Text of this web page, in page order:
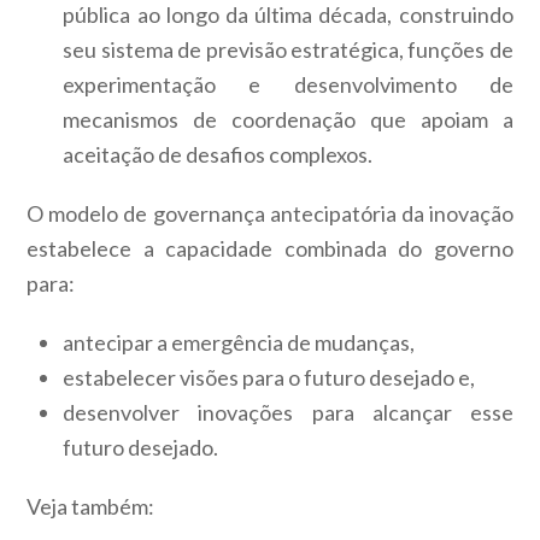
pública ao longo da última década, construindo
seu sistema de previsão estratégica, funções de
experimentação e desenvolvimento de
mecanismos de coordenação que apoiam a
aceitação de desafios complexos.
O modelo de governança antecipatória da inovação
estabelece a capacidade combinada do governo
para:
antecipar a emergência de mudanças,
estabelecer visões para o futuro desejado e,
desenvolver inovações para alcançar esse
futuro desejado.
Veja também: